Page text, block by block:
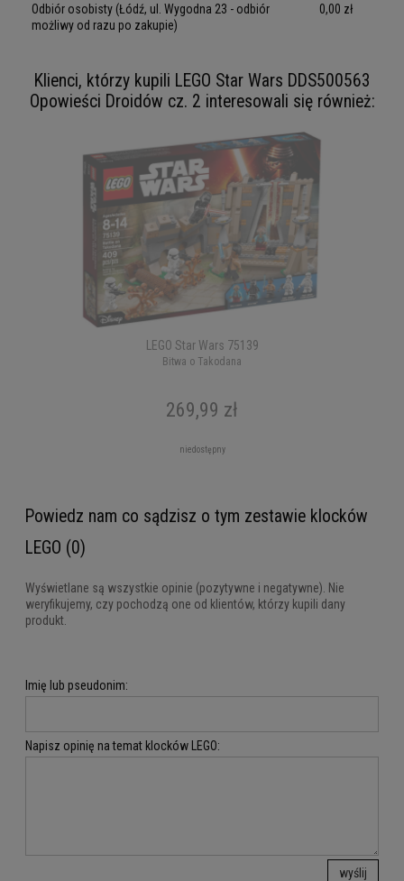
Odbiór osobisty (Łódź, ul. Wygodna 23 - odbiór
możliwy od razu po zakupie)
0,00 zł
Klienci, którzy kupili LEGO Star Wars DDS500563
Opowieści Droidów cz. 2 interesowali się również:
LEGO Star Wars 75139
Bitwa o Takodana
269,99 zł
niedostępny
Powiedz nam co sądzisz o tym zestawie klocków
LEGO (0)
Wyświetlane są wszystkie opinie (pozytywne i negatywne). Nie
weryfikujemy, czy pochodzą one od klientów, którzy kupili dany
produkt.
Imię lub pseudonim:
Napisz opinię na temat klocków LEGO:
wyślij